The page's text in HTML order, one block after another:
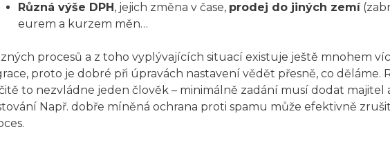
Různá výše DPH , jejich změna v čase, prodej do jiných zemí
eurem a kurzem měn…
procesů a z toho vyplývajících situací existuje ještě mnohem
proto je dobré při úpravách nastavení vědět přesně, co děláme.
to nezvládne jeden člověk – minimálně zadání musí dodat
Např. dobře míněná ochrana proti spamu může efektivně